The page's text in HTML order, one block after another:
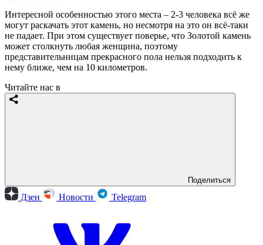
Интересной особенностью этого места – 2-3 человека всё же
могут раскачать этот камень, но несмотря на это он всё-таки
не падает. При этом существует поверье, что Золотой камень
может столкнуть любая женщина, поэтому
представительницам прекрасного пола нельзя подходить к
нему ближе, чем на 10 километров.
Читайте нас в
Поделиться
Дзен Новости Telegram